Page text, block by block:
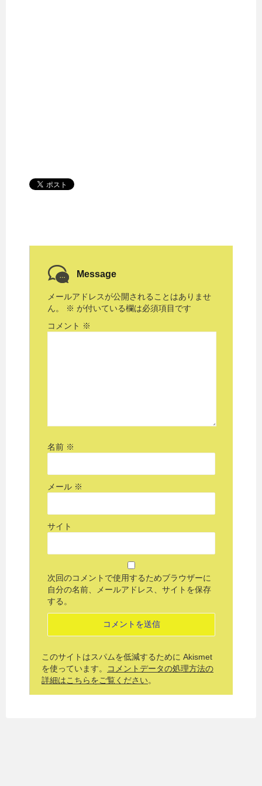
Message
メールアドレスが公開されることはありませ
ん。
※ が付いている欄は必須項目です
コメント ※
名前 ※
メール ※
サイト
次回のコメントで使用するためブラウザーに
自分の名前、メールアドレス、サイトを保存
する。
このサイトはスパムを低減するために Akismet
を使っています。
コメントデータの処理方法の
詳細はこちらをご覧ください。